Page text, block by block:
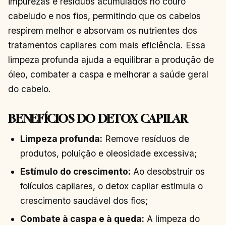
cabeludo e nos fios, permitindo que os cabelos
respirem melhor e absorvam os nutrientes dos
tratamentos capilares com mais eficiência. Essa
limpeza profunda ajuda a equilibrar a produção de
óleo, combater a caspa e melhorar a saúde geral
do cabelo.
BENEFÍCIOS DO DETOX CAPILAR
Limpeza profunda: Remove resíduos de
produtos, poluição e oleosidade excessiva;
Estímulo do crescimento: Ao desobstruir os
folículos capilares, o detox capilar estimula o
crescimento saudável dos fios;
Combate à caspa e à queda: A limpeza do